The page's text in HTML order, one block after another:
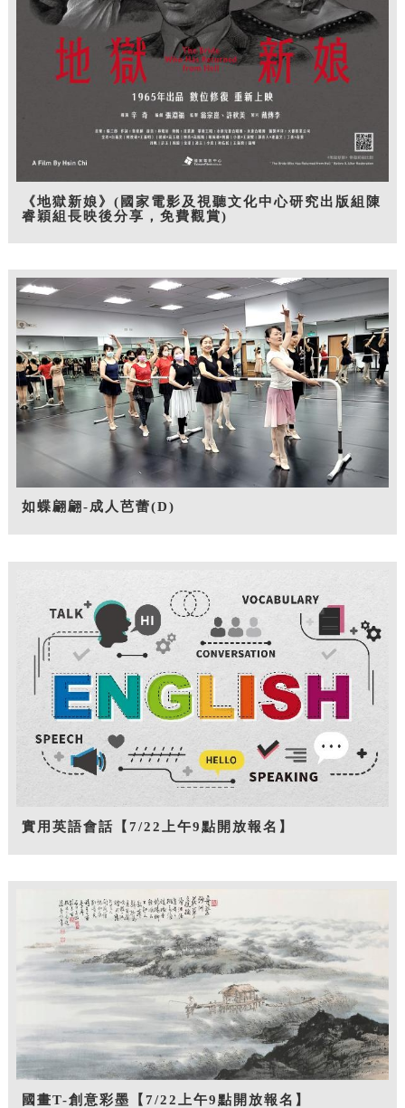
《地獄新娘》(國家電影及視聽文化中心研究出版組陳
睿穎組長映後分享，免費觀賞)
如蝶翩翩-成人芭蕾(D)
實用英語會話【7/22上午9點開放報名】
國畫T-創意彩墨【7/22上午9點開放報名】